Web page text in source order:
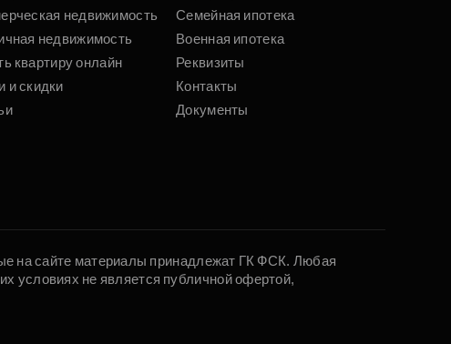
недвижимость
недвижимость
квартиру онлайн
и скидки
Семейная ипотека
Военная ипотека
Реквизиты
Контакты
Документы
на сайте материалы принадлежат ГК ФСК. Любая
условиях не является публичной офертой,